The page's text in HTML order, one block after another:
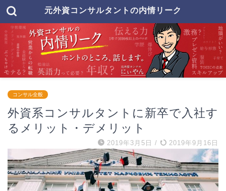
元外資コンサルタントの内情リーク
コンサル全般
外資系コンサルタントに新卒で入社す
るメリット・デメリット
2019年3月5日 / 2019年9月16日